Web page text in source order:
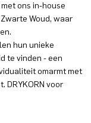
ons in-house
Woud, waar
hun unieke
te vinden - een
omarmt met
DRYKORN voor